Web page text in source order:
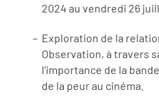
2024 au vendredi 26
Exploration de la
Observation, à travers
l'importance de la
de la peur au cinéma.